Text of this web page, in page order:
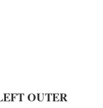
OUTER